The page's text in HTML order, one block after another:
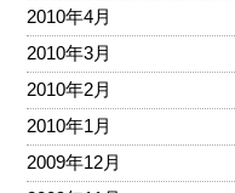
2010年4月
2010年3月
2010年2月
2010年1月
2009年12月